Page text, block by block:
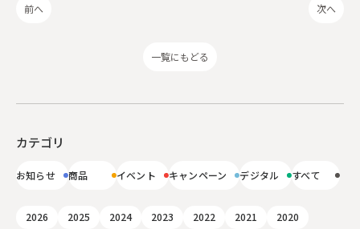
前へ
一覧にもどる
次へ
カテゴリ
お知らせ 商品 イベント キャンペーン デジタル すべて
2026 2025 2024 2023 2022 2021
2020